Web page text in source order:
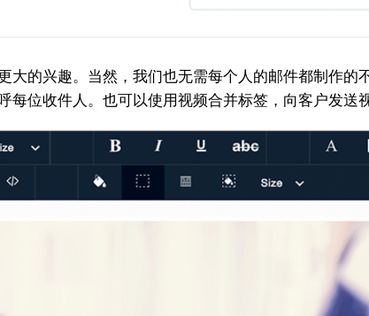
大的兴趣。当然，我们也无需每个人的邮件都制作
位收件人。也可以使用视频合并标签，向客户发送